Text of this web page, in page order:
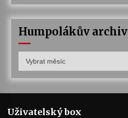
Humpolákův archiv
archiv
Uživatelský box